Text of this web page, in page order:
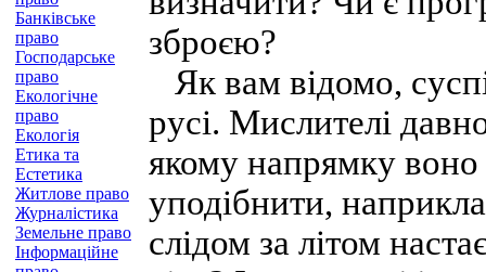
Банківське
право
Господарське
право
Екологічне
право
Екологія
Етика та
Естетика
Житлове право
Журналістика
Земельне право
Інформаційне
зброєю?
Як вам відомо,
русі. Мислителі
якому напрямку
уподібнити,
слідом за літом